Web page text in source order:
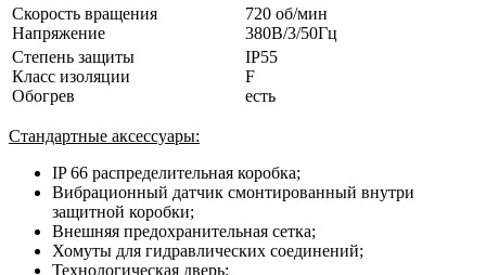
Скорость вращения
Напряжение
720 об/мин
380В/3/50Гц
Степень защиты
Класс изоляции
Обогрев
IP55
F
есть
Стандартные аксессуары:
IP 66 распределительная коробка;
Вибрационный датчик смонтированный внутри
защитной коробки;
Внешняя предохранительная сетка;
Хомуты для гидравлических соединений;
Технологическая дверь;